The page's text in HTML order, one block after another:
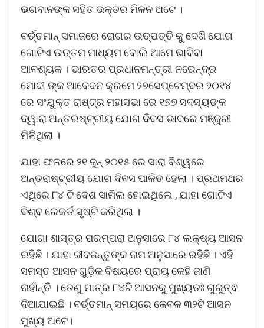
ଭଗବାନଙ୍କ ସହିତ ଭକ୍ତର ମିଳନ ଅଟେ ।
ବର୍ତ୍ତମାନ୍ ସମାଜରେ ରୋଗର ଉତ୍ପତ୍ତି କୁ ଦେଖି ଯୋଗ
ଗୋଟିଏ ଉତ୍ତମ ମାଧ୍ୟମ ବୋଲି ଆମେ ଭାବିବା
ଆବଶ୍ୟକ । ଭାରତର ପ୍ରଧାନମନ୍ତ୍ରୀ ନରେନ୍ଦ୍ର
ମୋଦୀ ଙ୍କ ଆବେଦନ କ୍ରମେ ୨୭ସେପ୍ଟେମ୍ବର ୨୦୧୪
ରେ ସଂଯୁକ୍ତ ରାଷ୍ଟ୍ର ମହାସଭା ରେ ୧୭୭ ସଦସ୍ୟଙ୍କ
ଦ୍ୱାରା ଅନ୍ତରଷ୍ଟ୍ରୀୟ ଯୋଗ ଦିବସ ଭାବରେ ମଞ୍ଜୁରୀ
ମିଳିଥିଲା ।
ଯାହା ଫଳରେ ୨୧ ଜୁନ୍ ୨୦୧୫ ରେ ସାରା ବିଶ୍ୱରେ
ଅନ୍ତରାଷ୍ଟ୍ରୀୟ ଯୋଗ ଦିବସ ପାଳିତ ହେଲା । ପ୍ରଥମଥର
ଏଥିରେ ୮୪ ଟି ଦେଶ ସାମିଲ ହୋଇଥିଲେ , ଯାହା ଗୋଟିଏ
ବିଶ୍ବ ରେକର୍ଡ ସୃଷ୍ଟି କରିଥିଲା ।
ଯୋଗା ଶାସ୍ତ୍ର ପରମ୍ପରା ଅନୁସାରେ ୮୪ ଲକ୍ଷ୍ୟ ଆସନ
ରହିଛି । ଯାହା ଜୀବଜନ୍ତୁଙ୍କ ନାମ ଅନୁସାରେ ରହିଛି । ଏହି
ସମସ୍ତ ଆସନ ଗୁଡ଼ିକ ବିଷୟରେ ପ୍ରାୟ କେହି ଜାଣି
ନାହାଁନ୍ତି । ତେଣୁ ମାତ୍ର ୮୪ଟି ଆସନକୁ ମୁଖ୍ୟତଃ ଗୁରୁତ୍ଵ
ଦିଆଯାଇଛି । ବର୍ତ୍ତମାନ୍ ସମୟରେ କେବଳ ୩୨ଟି ଆସନ
ମୁଖ୍ୟ ଅଟେ।